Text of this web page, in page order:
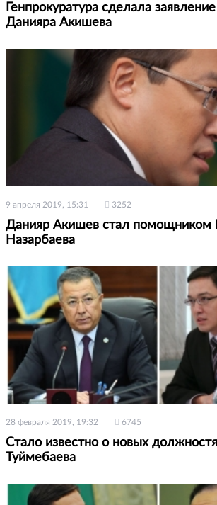
Генпрокуратура сделала
Данияра Акишева
9 апреля 2019, 15:31 3252
Данияр Акишев стал помощником
Назарбаева
28 февраля 2019, 19:32 6745
Стало известно о новых
Туймебаева